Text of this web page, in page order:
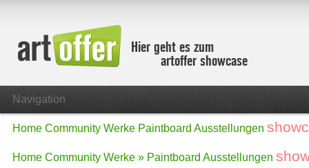
Hier geht es zum
artoffer showcase
Navigation
Home Community Werke Paintboard Ausstellungen
Home Community Werke » Paintboard Ausstellungen